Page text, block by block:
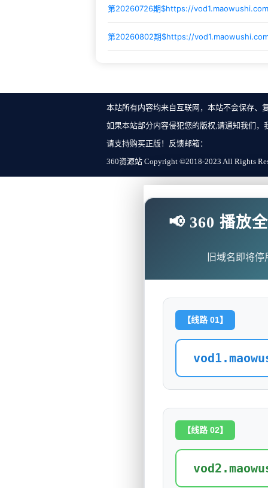
第20260726期$https://
第20260802期$https://
本站所有内容均来自互联网，本站不会保存、
如果本站部分内容侵犯您的版权,请通知我们
请支持购买正版！反馈邮箱：
360资源站 Copyright ©2018-2023 All Rights
📢 360 播放
旧域名即将
【线路 01】
【线路 02】